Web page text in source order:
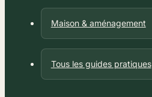
Maison & aménagement
Tous les guides pratiques